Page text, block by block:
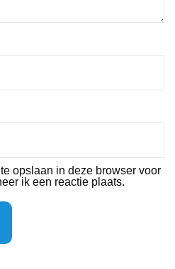
opslaan in deze browser voor
ik een reactie plaats.